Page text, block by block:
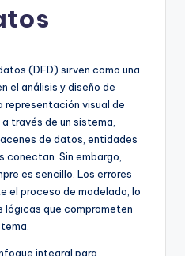
(DFD) sirven como una
el análisis y diseño de
representación visual de
través de un sistema,
de datos, entidades
conectan. Sin embargo,
es sencillo. Los errores
el proceso de modelado, lo
lógicas que comprometen
integral para